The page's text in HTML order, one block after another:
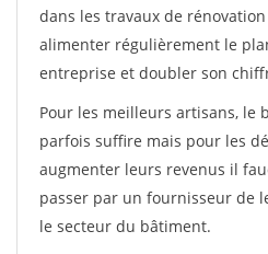
dans les travaux de
alimenter régulièrement le
entreprise et doubler son
Pour les meilleurs artisans, le
parfois suffire mais pour les
augmenter leurs revenus il
passer par un fournisseur de
le secteur du bâtiment.